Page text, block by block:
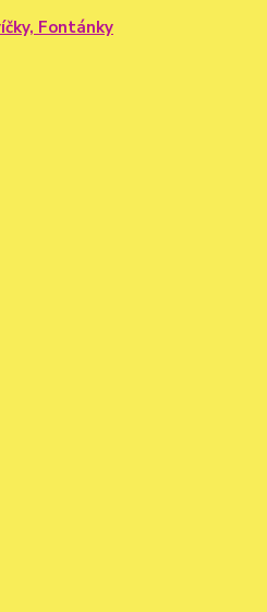
Fontánky